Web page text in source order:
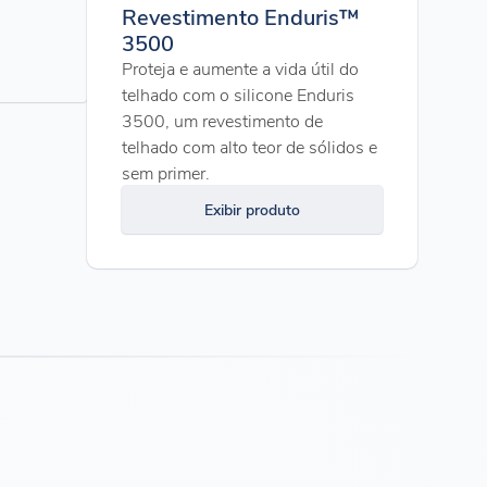
Revestimento Enduris™
3500
Proteja e aumente a vida útil do
telhado com o silicone Enduris
3500, um revestimento de
telhado com alto teor de sólidos e
sem primer.
Exibir produto